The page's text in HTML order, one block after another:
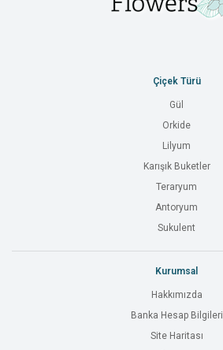
Çiçek Türü
Gül
Orkide
Lilyum
Karışık Buketler
Teraryum
Antoryum
Sukulent
Kurumsal
Hakkımızda
Banka Hesap Bilgileri
Site Haritası